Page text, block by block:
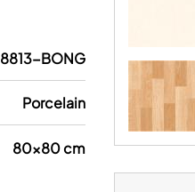
8813-BONG
Porcelain
80x80 cm